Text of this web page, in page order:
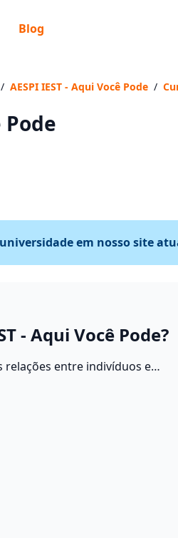
Blog
/ AESPI IEST - Aqui Você Pode /
Pode
em nosso site
- Aqui Você Pode?
entre indivíduos e